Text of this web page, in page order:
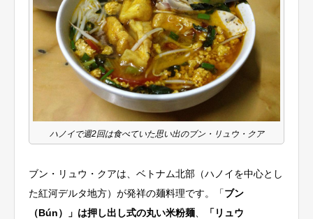
ハノイで週2回は食べていた思い出のブン・リュウ・クア
ブン・リュウ・クアは、ベトナム北部（ハノイを中心とし
た紅河デルタ地方）が発祥の麺料理です。「ブン
（Bún）」は押し出し式の丸い米粉麺
「リュウ